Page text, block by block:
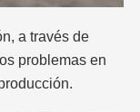
a través de
problemas en